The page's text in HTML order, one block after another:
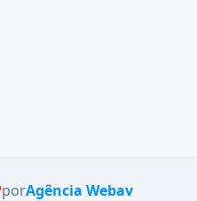
porAgência Webav